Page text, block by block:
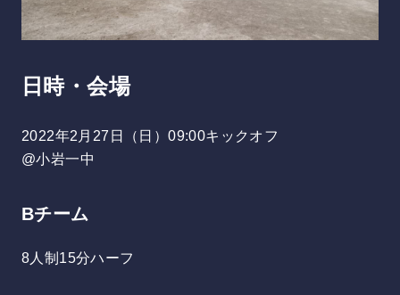
日時・会場
2022年2月27日（日）09:00キックオフ
@小岩一中
Bチーム
8人制15分ハーフ